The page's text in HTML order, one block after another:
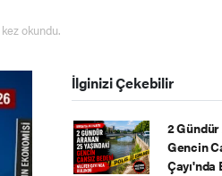
okundu.
İlginizi Çekebilir
2
Gencin
Çayı'nda